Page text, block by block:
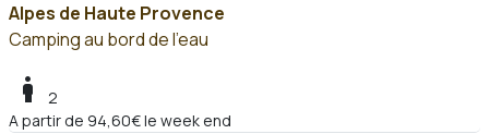
Alpes de Haute Provence
Camping au bord de l'eau
boy
2
A partir de 94,60€ le week end